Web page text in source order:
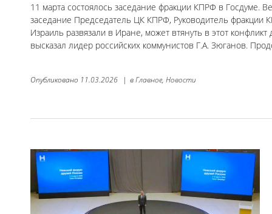
11 марта состоялось заседание фракции КПРФ в Госдуме.
заседание Председатель ЦК КПРФ, Руководитель
Израиль развязали в Иране, может втянуть в этот
высказал лидер российских коммунистов Г.А. Зюганов.
Опубликовано 11.03.2026 | вГлавное, Новости